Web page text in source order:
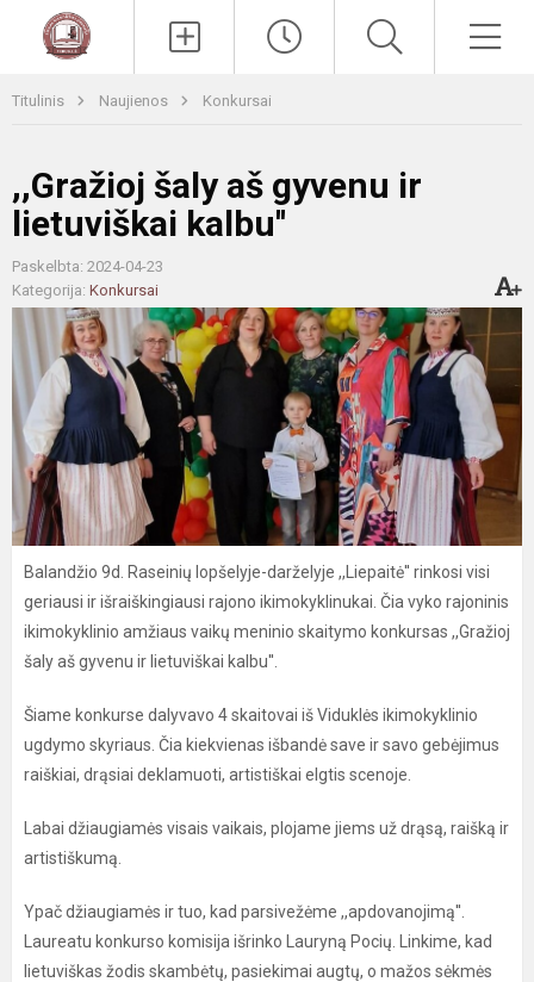
Titulinis Naujienos Konkursai
,,Gražioj šaly aš gyvenu ir
lietuviškai kalbu''
Paskelbta: 2024-04-23
Kategorija: Konkursai
Balandžio 9d. Raseinių lopšelyje-darželyje ,,Liepaitė'' rinkosi visi
geriausi ir išraiškingiausi rajono ikimokyklinukai. Čia vyko rajoninis
ikimokyklinio amžiaus vaikų meninio skaitymo konkursas ,,Gražioj
šaly aš gyvenu ir lietuviškai kalbu''.
Šiame konkurse dalyvavo 4 skaitovai iš Viduklės ikimokyklinio
ugdymo skyriaus. Čia kiekvienas išbandė save ir savo gebėjimus
raiškiai, drąsiai deklamuoti, artistiškai elgtis scenoje.
Labai džiaugiamės visais vaikais, plojame jiems už drąsą, raišką ir
artistiškumą.
Ypač džiaugiamės ir tuo, kad parsivežėme ,,apdovanojimą''.
Laureatu konkurso komisija išrinko Lauryną Pocių. Linkime, kad
lietuviškas žodis skambėtų, pasiekimai augtų, o mažos sėkmės